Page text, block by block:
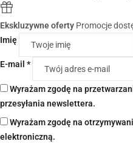
Ekskluzywne oferty Promocje
Imię
E-mail *
Wyrażam zgodę na
przesyłania newslettera.
Wyrażam zgodę na
elektroniczną.